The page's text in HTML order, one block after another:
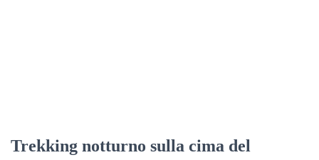
Trekking notturno sulla cima del